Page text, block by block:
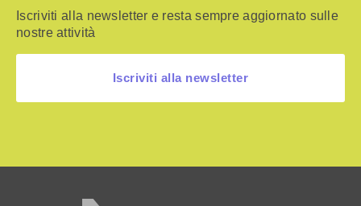
Iscriviti alla newsletter e resta sempre aggiornato sulle
nostre attività
Iscriviti alla newsletter